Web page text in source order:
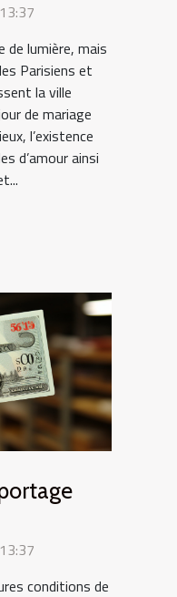
de lumière, mais
Parisiens et
la ville
de mariage
l’existence
d’amour ainsi
conditions de